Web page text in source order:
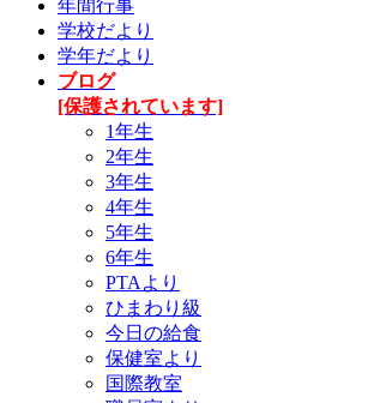
年間行事
学校だより
学年だより
ブログ
[保護されています]
1年生
2年生
3年生
4年生
5年生
6年生
PTAより
ひまわり級
今日の給食
保健室より
国際教室